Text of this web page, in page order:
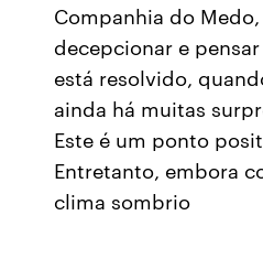
Companhia do
decepcionar e
está resolvido,
ainda há muitas
Este é um ponto
Entretanto, embora
clima sombrio